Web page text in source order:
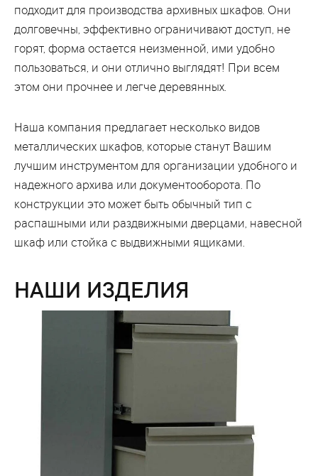
подходит для производства архивных шкафов. Они
долговечны, эффективно ограничивают доступ, не
горят, форма остается неизменной, ими удобно
пользоваться, и они отлично выглядят! При всем
этом они прочнее и легче деревянных.
Наша компания предлагает несколько видов
металлических шкафов, которые станут Вашим
лучшим инструментом для организации удобного и
надежного архива или документооборота. По
конструкции это может быть обычный тип с
распашными или раздвижными дверцами, навесной
шкаф или стойка с выдвижными ящиками.
НАШИ ИЗДЕЛИЯ